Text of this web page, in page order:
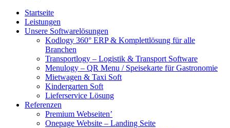
Startseite
Leistungen
Unsere Softwarelösungen
Kodlogy 360° ERP & Komplettlösung für alle
Branchen
Transportlogy – Logistik & Transport Software
Menulogy – QR Menu / Speisekarte für Gastronomie
Mietwagen & Taxi Soft
Kindergarten Soft
Lieferservice Lösung
Referenzen
Premium Webseiten’
Onepage Website – Landing Seite